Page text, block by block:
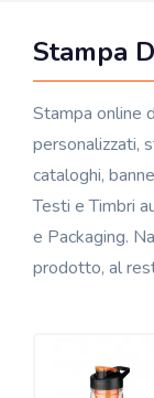
Stampa
Stampa online
personalizzati,
cataloghi,
Testi e Timbri
e Packaging.
prodotto, al